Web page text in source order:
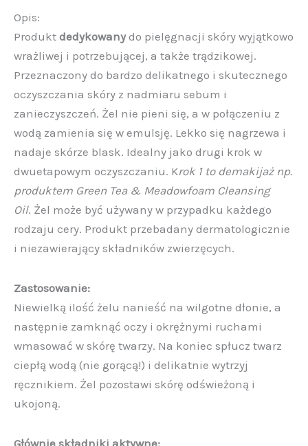
Opis:
Produkt dedykowanydo pielęgnacji skóry wyjątkowo
wrażliwej i potrzebującej, a także trądzikowej.
Przeznaczony do bardzo delikatnego i skutecznego
oczyszczania skóry z nadmiaru sebum i
zanieczyszczeń. Żel nie pieni się, a w połączeniu z
wodą zamienia się w emulsję. Lekko się nagrzewa i
nadaje skórze blask. Idealny jako drugi krok w
dwuetapowym oczyszczaniu. Krok 1 to demakijaż np.
produktem Green Tea & Meadowfoam Cleansing
Oil. Żel może być używany w przypadku każdego
rodzaju cery. Produkt przebadany dermatologicznie
i niezawierający składników zwierzęcych.
Zastosowanie:
Niewielką ilość żelu nanieść na wilgotne dłonie, a
następnie zamknąć oczy i okrężnymi ruchami
wmasować w skórę twarzy. Na koniec spłucz twarz
ciepłą wodą (nie gorącą!) i delikatnie wytrzyj
ręcznikiem. Żel pozostawi skórę odświeżoną i
ukojoną.
Głównie składniki aktywne: